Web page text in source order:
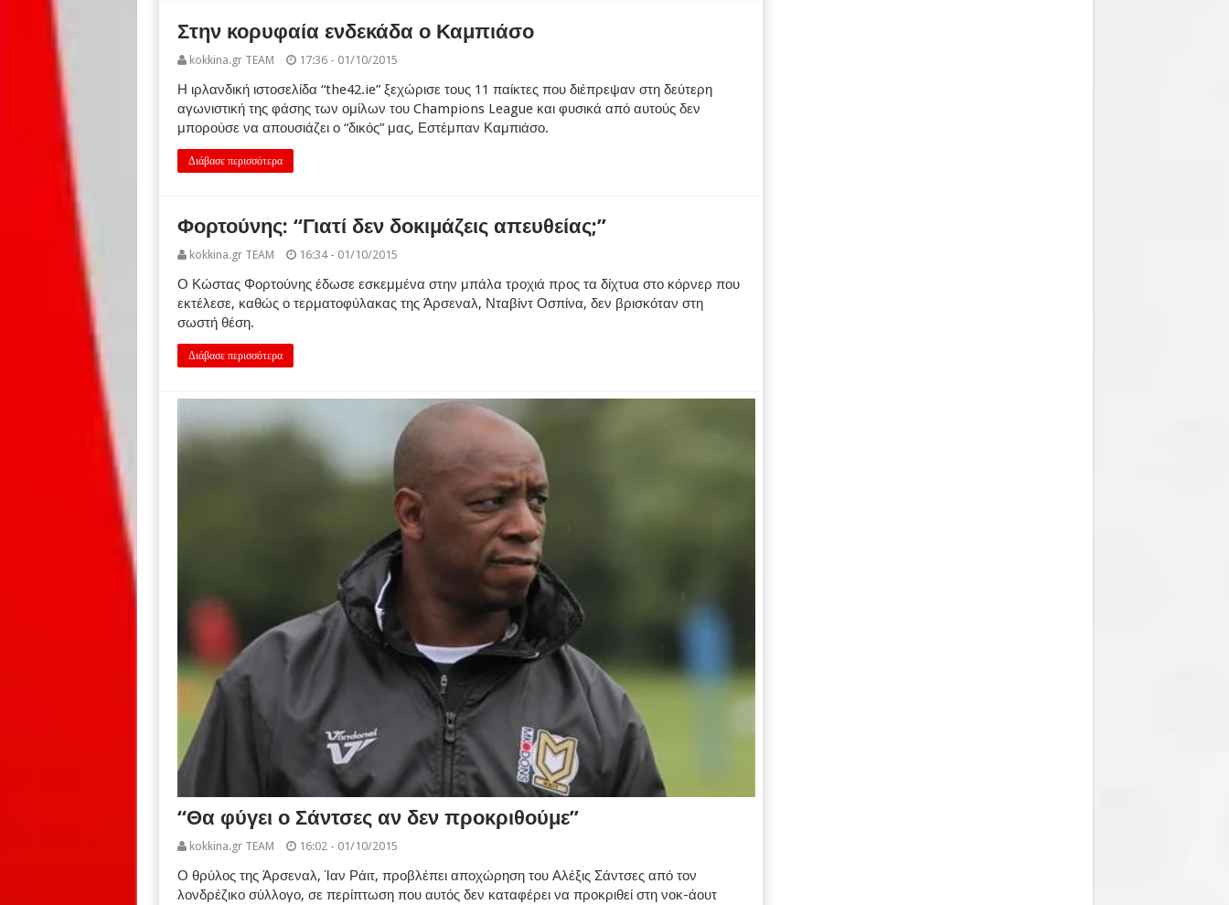
Στην κορυφαία ενδεκάδα ο Καμπιάσο
kokkina.gr TEAM 17:36 - 01/10/2015
Η ιρλανδική ιστοσελίδα “the42.ie” ξεχώρισε τους 11 παίκτες που διέπρεψαν στη δεύτερη
αγωνιστική της φάσης των ομίλων του Champions League και φυσικά από αυτούς δεν
μπορούσε να απουσιάζει ο “δικός” μας, Εστέμπαν Καμπιάσο.
Διάβασε περισσότερα
Φορτούνης: “Γιατί δεν δοκιμάζεις απευθείας;”
kokkina.gr TEAM 16:34 - 01/10/2015
Ο Κώστας Φορτούνης έδωσε εσκεμμένα στην μπάλα τροχιά προς τα δίχτυα στο κόρνερ που
εκτέλεσε, καθώς ο τερματοφύλακας της Άρσεναλ, Νταβίντ Οσπίνα, δεν βρισκόταν στη
σωστή θέση.
Διάβασε περισσότερα
“Θα φύγει ο Σάντσες αν δεν προκριθούμε”
kokkina.gr TEAM 16:02 - 01/10/2015
Ο θρύλος της Άρσεναλ, Ίαν Ράιτ, προβλέπει αποχώρηση του Αλέξις Σάντσες από τον
λονδρέζικο σύλλογο, σε περίπτωση που αυτός δεν καταφέρει να προκριθεί στη νοκ-άουτ